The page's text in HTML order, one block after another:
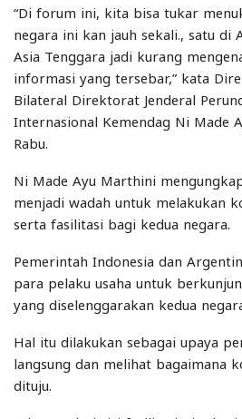
“Di forum ini, kita bisa tukar
negara ini kan jauh sekali., satu di
Asia Tenggara jadi kurang
informasi yang tersebar,” kata
Bilateral Direktorat Jenderal
Internasional Kemendag Ni Made
Rabu.
Ni Made Ayu Marthini
menjadi wadah untuk melakukan
serta fasilitasi bagi kedua negara.
Pemerintah Indonesia dan
para pelaku usaha untuk
yang diselenggarakan kedua
Hal itu dilakukan sebagai upaya
langsung dan melihat bagaimana
dituju.